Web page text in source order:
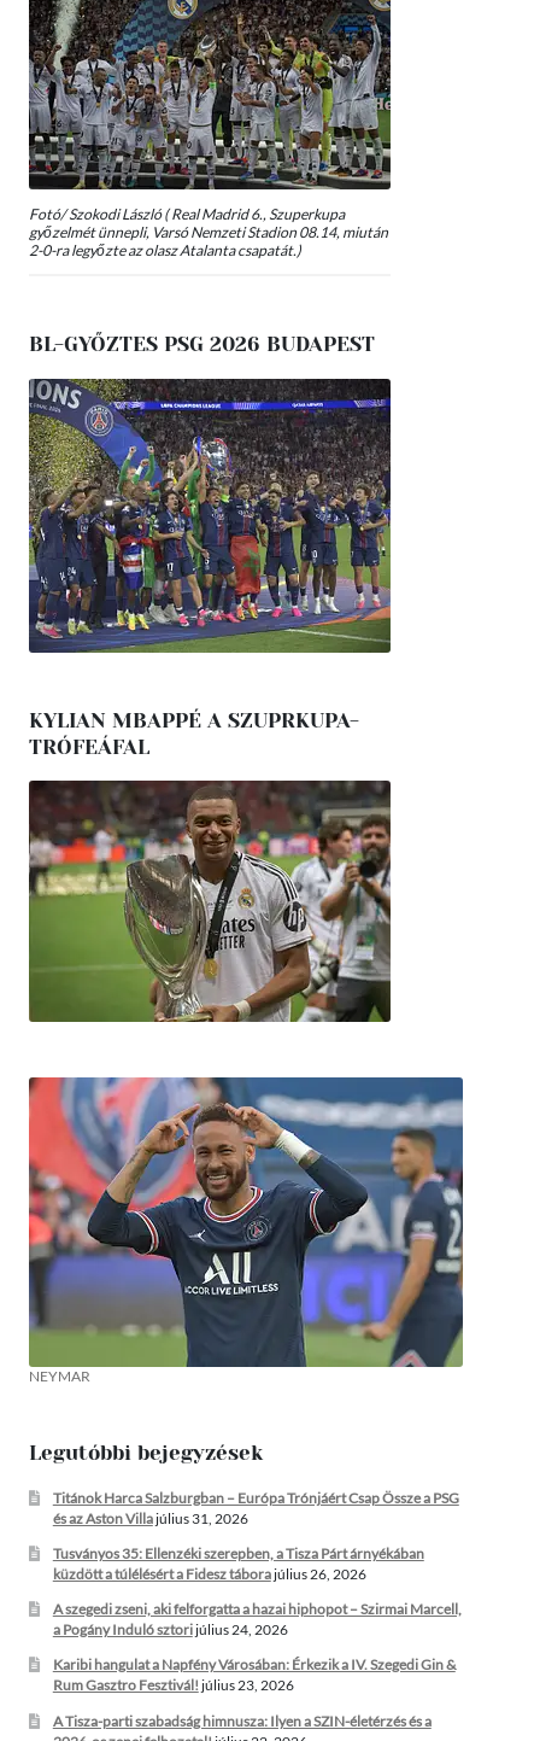
Fotó/ Szokodi László ( Real Madrid 6., Szuperkupa
győzelmét ünnepli, Varsó Nemzeti Stadion 08.14, miután
2-0-ra legyőzte az olasz Atalanta csapatát.)
BL-GYŐZTES PSG 2026 BUDAPEST
KYLIAN MBAPPÉ A SZUPRKUPA-
TRÓFEÁFAL
NEYMAR
Legutóbbi bejegyzések
Titánok Harca Salzburgban – Európa Trónjáért Csap Össze a PSG
és az Aston Villajúlius 31, 2026
Tusványos 35: Ellenzéki szerepben, a Tisza Párt árnyékában
küzdött a túlélésért a Fidesz táborajúlius 26, 2026
A szegedi zseni, aki felforgatta a hazai hiphopot – Szirmai Marcell,
a Pogány Induló sztorijúlius 24, 2026
Karibi hangulat a Napfény Városában: Érkezik a IV. Szegedi Gin &
Rum Gasztro Fesztivál! július 23, 2026
A Tisza-parti szabadság himnusza: Ilyen a SZIN-életérzés és a